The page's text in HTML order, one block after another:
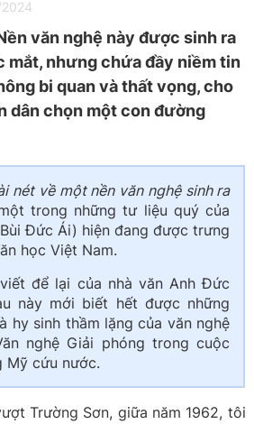
văn nghệ này được sinh ra
mắt, nhưng chứa đầy niềm tin
bi quan và thất vọng, cho
dân chọn một con đường
nét về một nền văn nghệ sinh ra
trong những tư liệu quý của
Đức Ái) hiện đang được trưng
học Việt Nam.
để lại của nhà văn Anh Đức
này mới biết hết được những
hy sinh thầm lặng của văn nghệ
nghệ Giải phóng trong cuộc
Mỹ cứu nước.
Trường Sơn, giữa năm 1962, tôi